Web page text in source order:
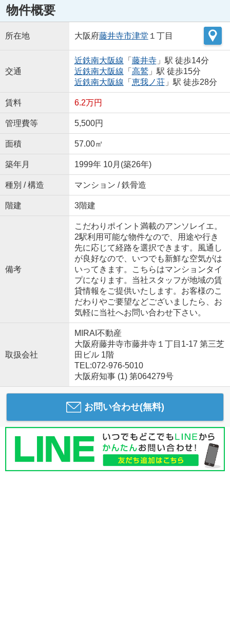
物件概要
所在地 大阪府藤井寺市津堂 １丁目
交通
近鉄南大阪線 「 藤井寺」駅 徒歩14分
近鉄南大阪線 「 高鷲」駅 徒歩15分
近鉄南大阪線 「 恵我ノ荘」駅 徒歩28分
賃料 6.2万円
管理費等 5,500円
面積 57.00㎡
築年月 1999年 10月(築26年)
種別 / 構造 マンション / 鉄骨造
階建 3階建
備考
こだわりポイント満載のアンソレイエ。
2駅利用可能な物件なので、用途や行き
先に応じて経路を選択できます。風通し
が良好なので、いつでも新鮮な空気がは
いってきます。こちらはマンションタイ
プになります。当社スタッフが地域の賃
貸情報をご提供いたします。お客様のこ
だわりやご要望などございましたら、お
気軽に当社へお問い合わせ下さい。
取扱会社
MIRAI不動産
大阪府藤井寺市藤井寺１丁目1-17 第三芝
田ビル 1階
TEL:072-976-5010
大阪府知事 (1) 第064279号
お問い合わせ(無料)